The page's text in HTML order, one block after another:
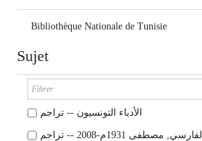
Bibliothèque Nationale de Tunisie
Sujet
الأدباء التونسيون -- تراجم
الفارسي‏, ‏مصطفى‏ ‏1931م-2008 -- ‏تراجم